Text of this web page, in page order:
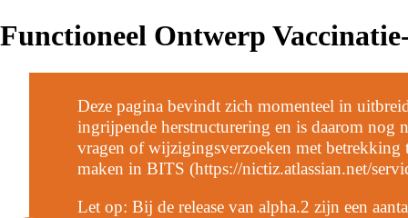
Functioneel Ontwerp
Deze pagina bevindt zich momenteel in
ingrijpende herstructurering en is daarom nog
vragen of wijzigingsverzoeken met betrekking
maken inBITS
Let op: Bij de release van alpha.2 zijn een